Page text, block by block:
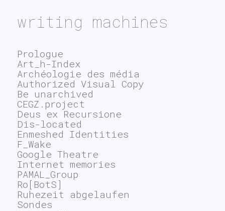
writing machines
Prologue
Art_h-Index
Archéologie des média
Authorized Visual Copy
Be unarchived
CEGZ.project
Deus ex Recursione
Dis-located
Enmeshed Identities
F_Wake
Google Theatre
Internet memories
PAMAL_Group
Ro[BotS]
Ruhezeit abgelaufen
Sondes